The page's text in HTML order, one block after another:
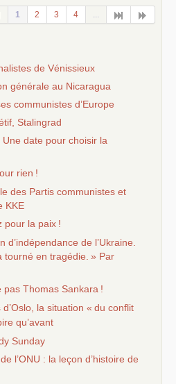
1 2 3 4 ...
de Vénissieux
générale au Nicaragua
communistes d’Europe
Stalingrad
date pour choisir la
rien !
des Partis communistes et
KKE
pour la paix !
de l’Ukraine.
tourné en tragédie. » Par
pas Thomas Sankara !
la situation « du conflit
qu’avant
Sunday
l’ONU : la leçon d’histoire de